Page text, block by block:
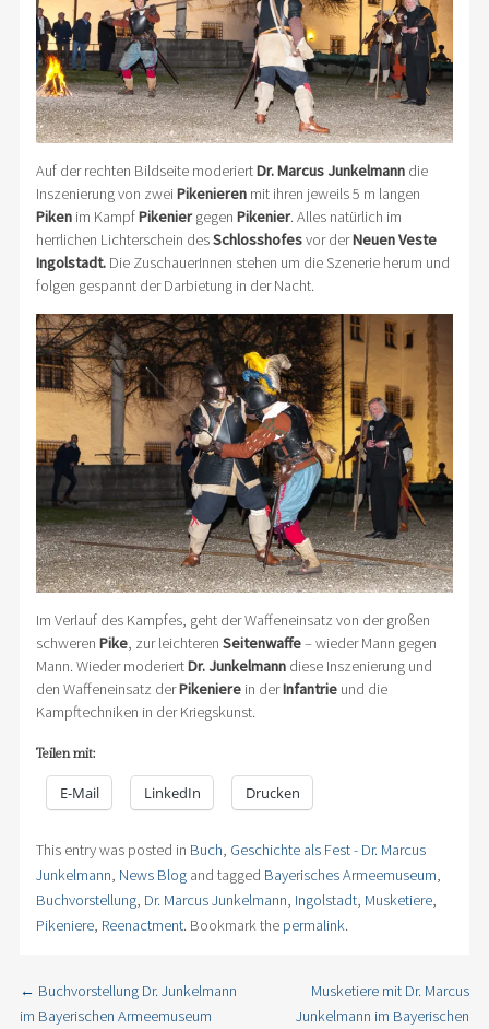
Auf der rechten Bildseite moderiertDr. Marcus Junkelmanndie
Inszenierung von zwei Pikenierenmit ihren jeweils 5 m langen
Pikenim KampfPikeniergegen Pikenier. Alles natürlich im
herrlichen Lichterschein desSchlosshofesvor derNeuen Veste
Ingolstadt. Die ZuschauerInnen stehen um die Szenerie herum und
folgen gespannt der Darbietung in der Nacht.
Im Verlauf des Kampfes, geht der Waffeneinsatz von der großen
schweren Pike, zur leichteren Seitenwaffe– wieder Mann gegen
Mann. Wieder moderiertDr. Junkelmanndiese Inszenierung und
den Waffeneinsatz derPikenierein derInfantrieund die
Kampftechniken in der Kriegskunst.
Teilen mit:
E-Mail LinkedIn Drucken
This entry was posted in Buch, Geschichte als Fest - Dr. Marcus
Junkelmann, News Blogand tagged Bayerisches Armeemuseum,
Buchvorstellung, Dr. Marcus Junkelmann, Ingolstadt, Musketiere,
Pikeniere, Reenactment. Bookmark the permalink.
Post navigation
← Buchvorstellung Dr. Junkelmann
im Bayerischen Armeemuseum
Musketiere mit Dr. Marcus
Junkelmann im Bayerischen